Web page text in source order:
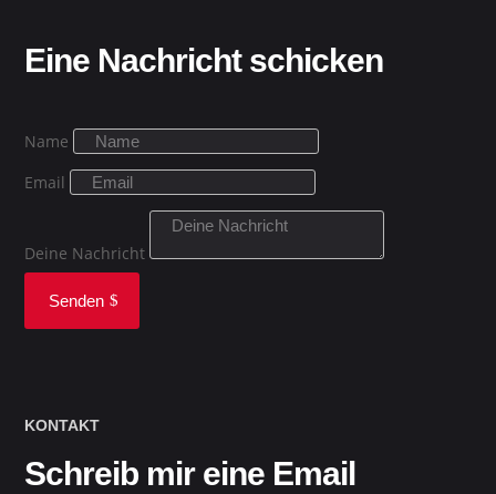
Eine Nachricht schicken
Name
Email
Deine Nachricht
Senden
KONTAKT
Schreib mir eine Email